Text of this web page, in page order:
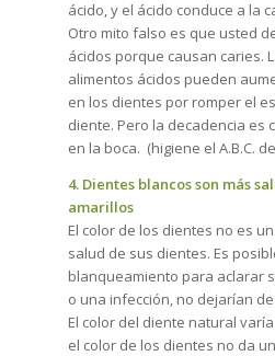
ácido, y el ácido conduce a la
Otro mito falso es que usted
ácidos porque causan caries.
alimentos ácidos pueden
en los dientes por romper el
diente. Pero la decadencia es
en la boca. (higiene el A.B.C.
4. Dientes blancos son más
amarillos
El color de los dientes no es
salud de sus dientes. Es
blanqueamiento para aclarar
o una infección, no dejarían
El color del diente natural
el color de los dientes no da